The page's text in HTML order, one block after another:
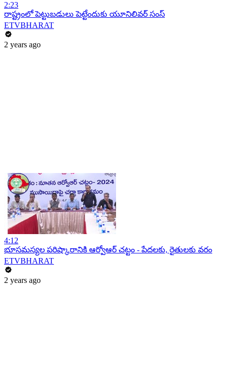
2:23
రాష్ట్రంలో పెట్టుబడులు పెట్టేందుకు యూనిలివర్‌ సంస్
ETVBHARAT
2 years ago
4:12
భూసమస్యల పరిష్కారానికి ఆర్వోఆర్ చ‌ట్టం - పేద‌ల‌కు, రైతుల‌కు వరం
ETVBHARAT
2 years ago